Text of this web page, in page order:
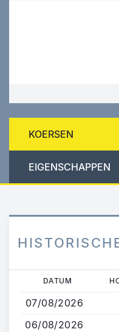
KOERSEN
EIGENSCHAPPEN
Overslaan
naar
de
DATUM
07/08/2026
06/08/2026